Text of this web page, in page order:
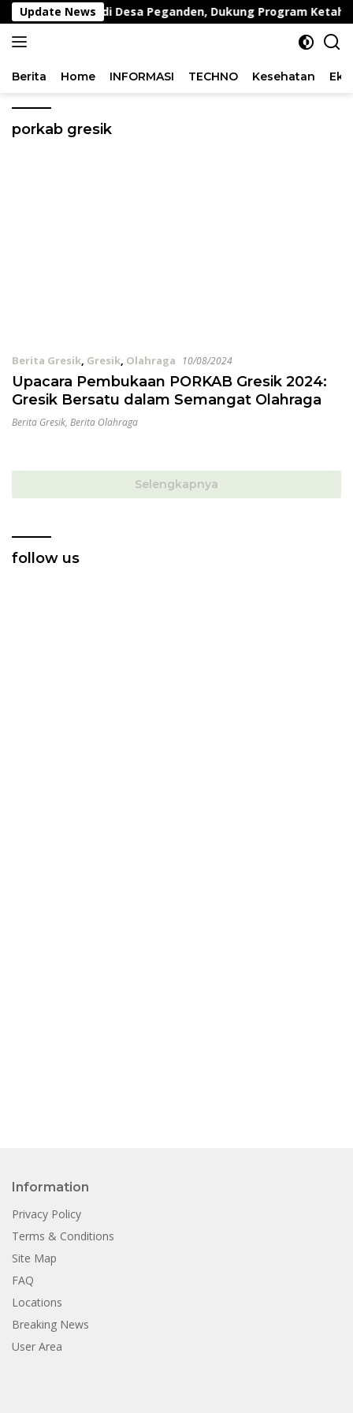
Langsung
ke
konten
Update News
Kambing di Desa Peganden, Dukung Program
Berita Home INFORMASI TECHNO Kesehatan
porkab gresik
Berita Gresik, Gresik, Olahraga 10/08/2024
Upacara Pembukaan PORKAB Gresik 2024:
Gresik Bersatu dalam Semangat Olahraga
Berita Gresik, Berita Olahraga
Selengkapnya
follow us
Information
Privacy Policy
Terms & Conditions
Site Map
FAQ
Locations
Breaking News
User Area